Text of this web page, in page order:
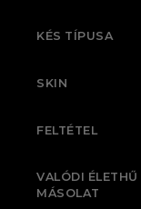
KÉS TÍPUSA
SKIN
FELTÉTEL
VALÓDI ÉLETHŰ
MÁSOLAT